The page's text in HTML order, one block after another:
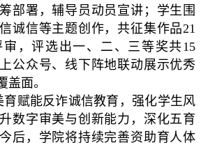
部署，辅导员动员宣讲；学生围
诚信等主题创作，共征集作品21
，评选出一、二、三等奖共15
公众号、线下阵地联动展示优秀
盖面。
育赋能反诈诚信教育，强化学生风
数字审美与创新能力，深化五育
后，学院将持续完善资助育人体